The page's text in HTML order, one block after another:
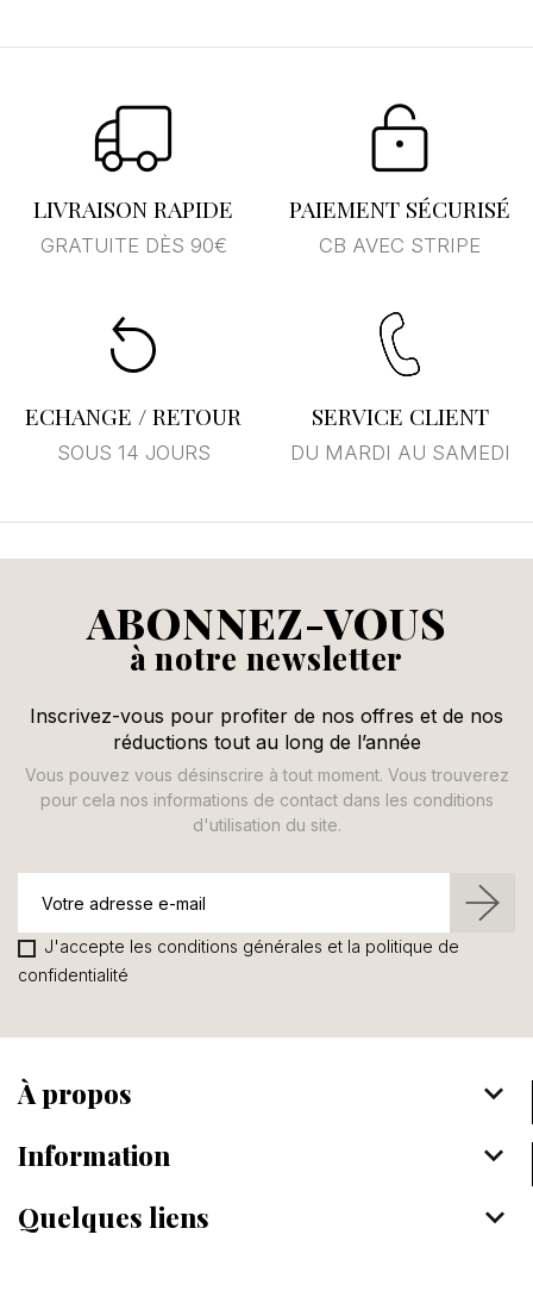
LIVRAISON RAPIDE
GRATUITE DÈS 90€
PAIEMENT SÉCURISÉ
CB AVEC STRIPE
ECHANGE / RETOUR
SOUS 14 JOURS
SERVICE CLIENT
DU MARDI AU SAMEDI
ABONNEZ-VOUS
à notre newsletter
Inscrivez-vous pour profiter de nos offres et de nos
réductions tout au long de l’année
Vous pouvez vous désinscrire à tout moment. Vous trouverez
pour cela nos informations de contact dans les conditions
d'utilisation du site.
J'accepte les conditions générales et la politique de
confidentialité
À propos keyboard_arrow_down
Information keyboard_arrow_down
Quelques liens keyboard_arrow_down